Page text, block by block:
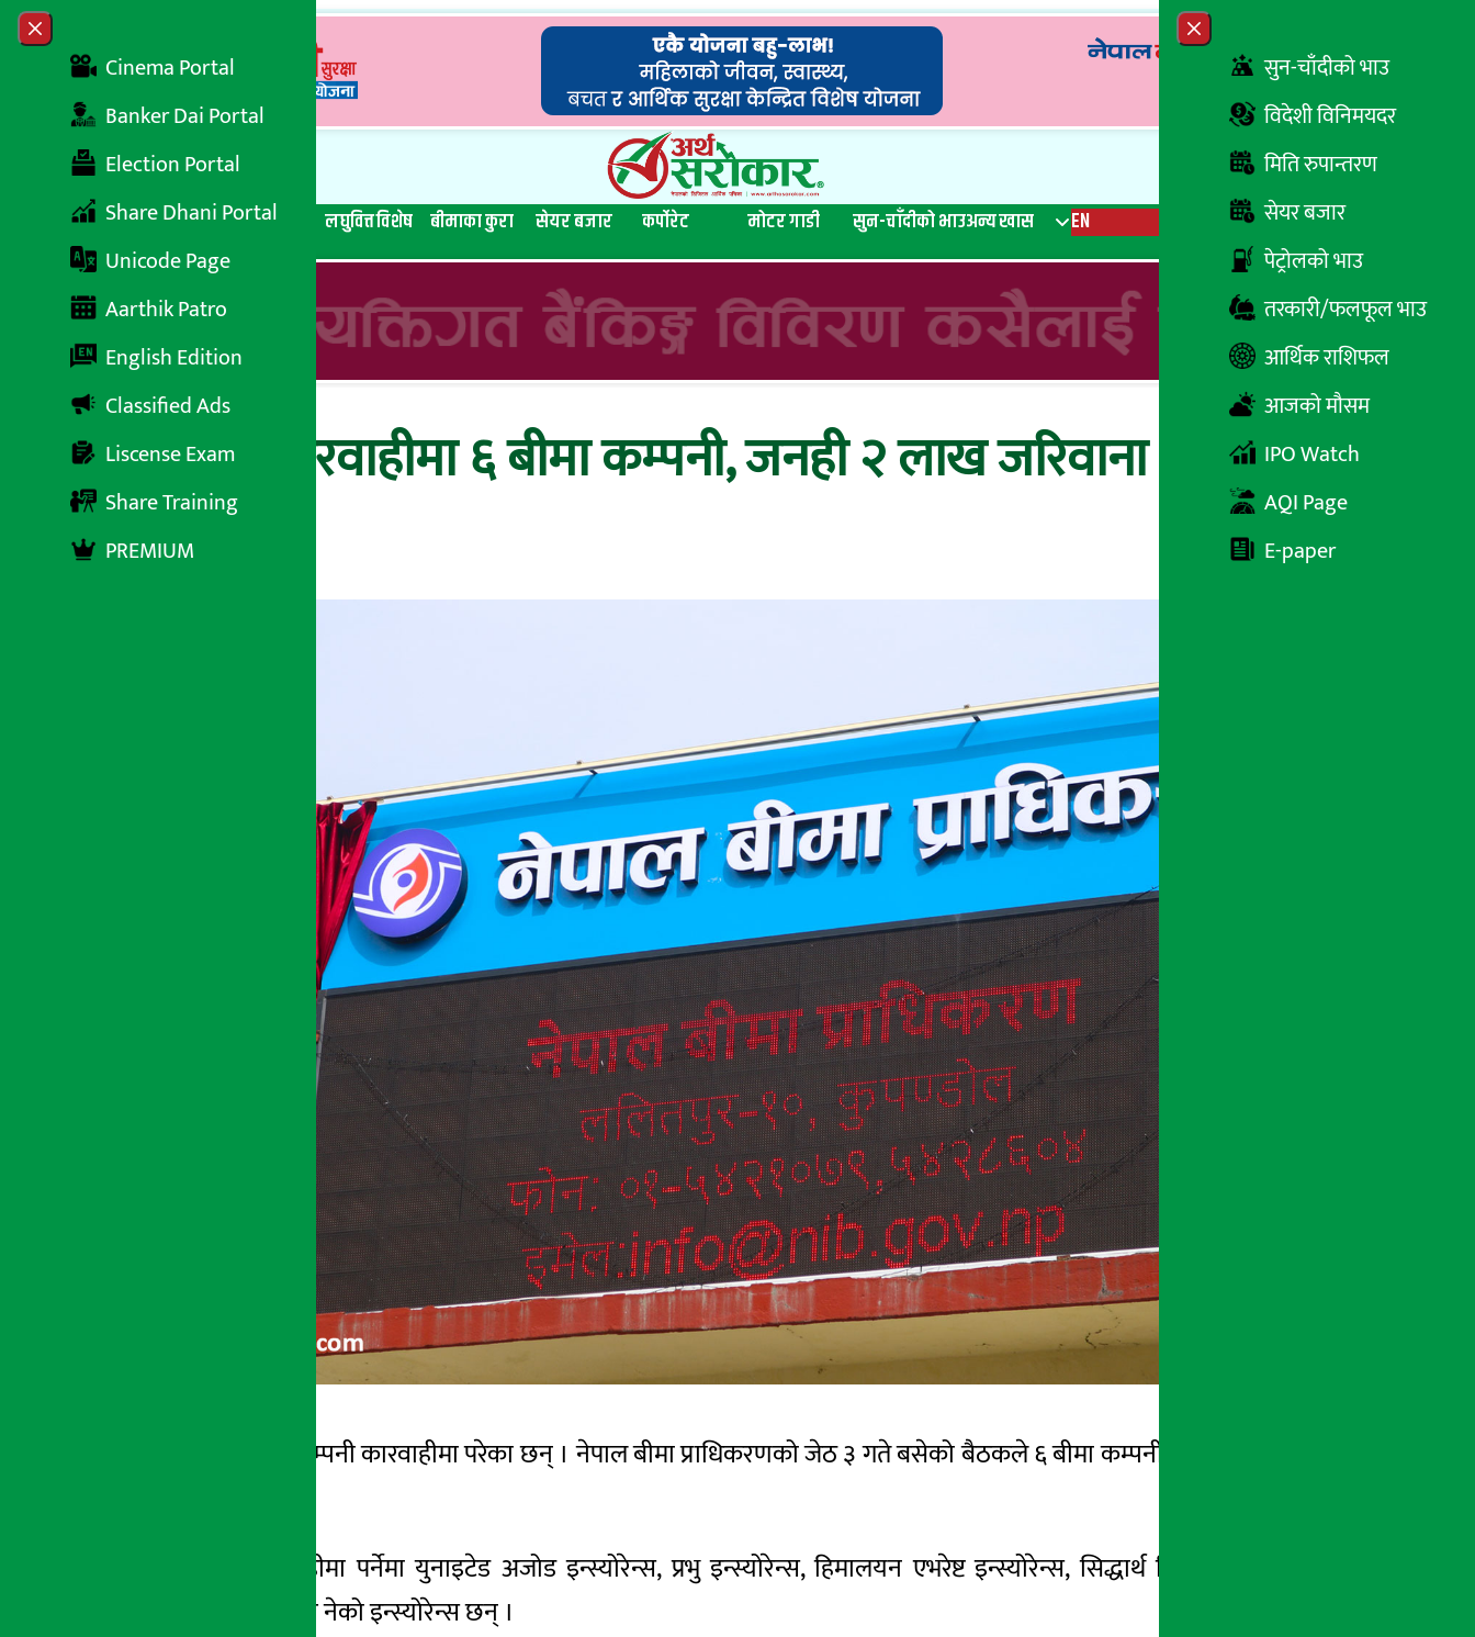
Skip to content
Close menu
Cinema Portal
Banker Dai Portal
Election Portal
Share Dhani Portal
Unicode Page
Aarthik Patro
English Edition
Classified Ads
Liscense Exam
Share Training
PREMIUM
Close menu
सुन-चाँदीको भाउ
विदेशी विनिमयदर
मिति रुपान्तरण
सेयर बजार
पेट्रोलको भाउ
तरकारी/फलफूल भाउ
आर्थिक राशिफल
आजको मौसम
IPO Watch
AQI Page
E-paper
सबै समाचार बेथिति मुर्दाबाद बैंकिङ विशेष लघुवित्त विशेष बीमाका कुरा सेयर बजार कर्पोरेट मोटर गाडी सुन-चाँदीको भाउअन्य खास EN रेडियो
प्राधिकरणको कारवाहीमा ६ बीमा कम्पनी, जनही २ लाख जरिवाना !
अर्थ सरोकार ७ जेष्ठ २०८३, बिहीबार १३:४७
काठमाडौँ । ६ बीमा कम्पनी कारवाहीमा परेका छन् । नेपाल बीमा प्राधिकरणको जेठ ३ गते बसेको बैठकले ६ बीमा कम्पनीहरुलाई कारवाही गर्ने निर्णय
प्राधिकरणको कारवाहीमा पर्नेमा युनाइटेड अजोड इन्स्योरेन्स, प्रभु इन्स्योरेन्स, हिमालयन एभरेष्ट इन्स्योरेन्स, सिद्धार्थ प्रिमियर इन्स्योरेन्स, सानिामा
जिआईसी इन्स्योरेन्स र नेको इन्स्योरेन्स छन् ।